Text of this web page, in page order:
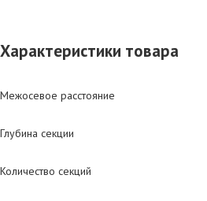
Характеристики товара
Межосевое расстояние
Глубина секции
Количество секций